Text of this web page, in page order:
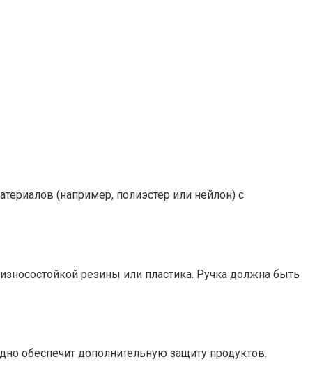
(например, полиэстер или нейлон) с
резины или пластика. Ручка должна быть
обеспечит дополнительную защиту продуктов.